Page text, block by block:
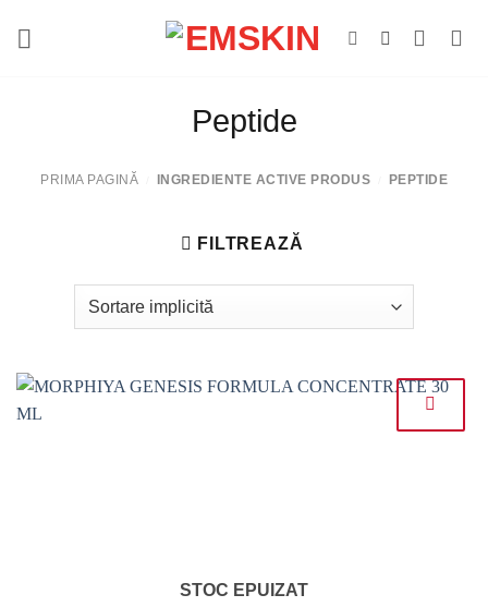
Peptide
PRIMA PAGINĂ INGREDIENTE ACTIVE PRODUS PEPTIDE
FILTREAZĂ
STOC EPUIZAT